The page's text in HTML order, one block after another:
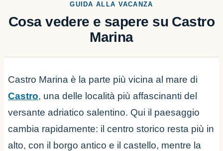
GUIDA ALLA VACANZA
Cosa vedere e sapere su Castro
Marina
Castro Marina è la parte più vicina al mare di
Castro, una delle località più affascinanti del
versante adriatico salentino. Qui il paesaggio
cambia rapidamente: il centro storico resta più in
alto, con il borgo antico e il castello, mentre la